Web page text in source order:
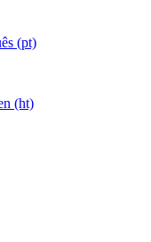
(pt)
(ht)